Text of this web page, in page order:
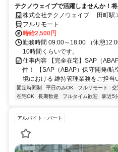
テクノウェイブで活躍しませんか！
の、長期的・安定的なサポートします
株式会社テクノウェイブ 田町駅
フルリモート
時給2,500円
勤務時間 09:00～18:00 （休憩
10時間くらいです。
仕事内容 【完全在宅】SAP（
件！ 【SAP（ABAP）保守開発/
境における 維持管理業務をご担当
固定時間制 平日のみOK フルリモート 交
在宅OK
長期歓迎 フルタイム歓迎 駅近5
アルバイト・パート